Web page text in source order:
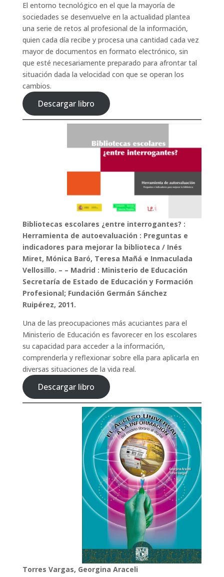
El entorno tecnológico en el que la mayoría de
sociedades se desenvuelve en la actualidad plantea
una serie de retos al profesional de la información,
quien cada día recibe y procesa una cantidad cada vez
mayor de documentos en formato electrónico, sin
que esté necesariamente preparado para afrontar tal
situación dada la velocidad con que se operan los
cambios.
Descargar libro
Bibliotecas escolares ¿entre interrogantes? :
Herramienta de autoevaluación : Preguntas e
indicadores para mejorar la biblioteca / Inés
Miret, Mónica Baró, Teresa Mañá e Inmaculada
Vellosillo. – – Madrid : Ministerio de Educación
Secretaría de Estado de Educación y Formación
Profesional; Fundación Germán Sánchez
Ruipérez, 2011.
Una de las preocupaciones más acuciantes para el
Ministerio de Educación es favorecer en los escolares
su capacidad para acceder a la información,
comprenderla y reflexionar sobre ella para aplicarla en
diversas situaciones de la vida real.
Descargar libro
Torres Vargas, Georgina Araceli